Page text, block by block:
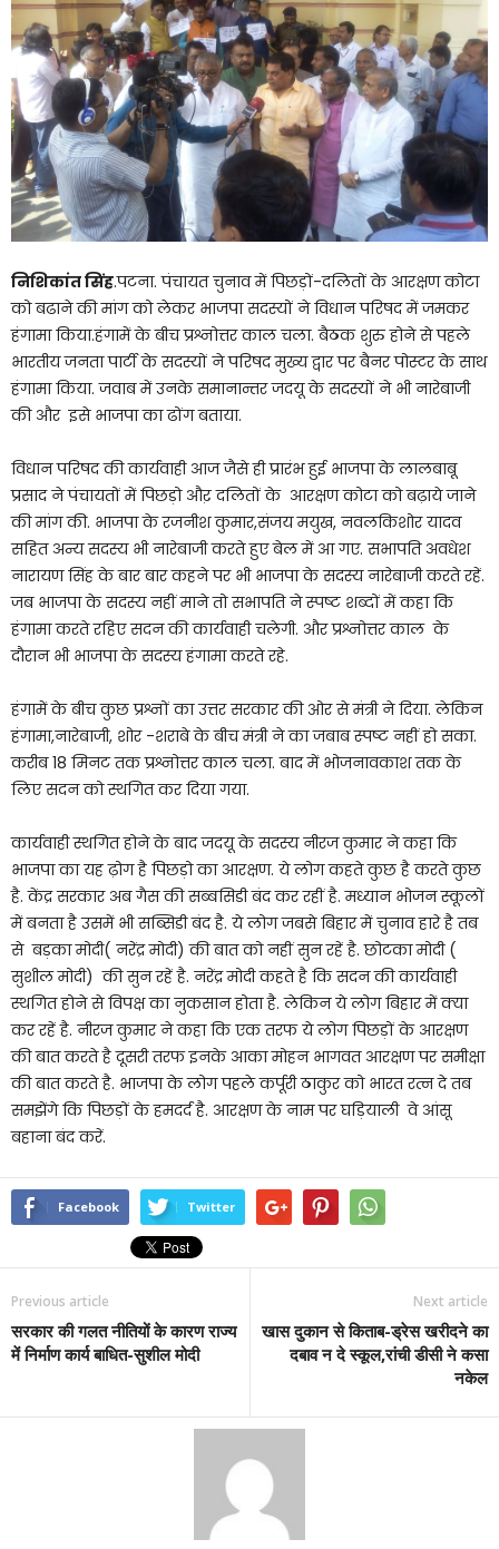
निशिकांत सिंह.पटना. पंचायत चुनाव में पिछड़ों-दलितों के आरक्षण कोटा
को बढाने की मांग को लेकर भाजपा सदस्यों ने विधान परिषद में जमकर
हंगामा किया.हंगामें के बीच प्रश्नोत्तर काल चला. बैठक शुरु होने से पहले
भारतीय जनता पार्टी के सदस्यों ने परिषद मुख्य द्वार पर बैनर पोस्टर के साथ
हंगामा किया. जवाब में उनके समानान्तर जदयू के सदस्यों ने भी नारेबाजी
की और इसे भाजपा का ढोंग बताया.
विधान परिषद की कार्यवाही आज जैसे ही प्रारंभ हुई भाजपा के लालबाबू
प्रसाद ने पंचायतों में पिछड़ो औऱ दलितों के आरक्षण कोटा को बढ़ाये जाने
की मांग की. भाजपा के रजनीश कुमार,संजय मयुख, नवलकिशोर यादव
सहित अन्य सदस्य भी नारेबाजी करते हुए बेल में आ गए. सभापति अवधेश
नारायण सिंह के बार बार कहने पर भी भाजपा के सदस्य नारेबाजी करते रहें.
जब भाजपा के सदस्य नहीं माने तो सभापति ने स्पष्ट शब्दों में कहा कि
हंगामा करते रहिए सदन की कार्यवाही चलेगी. और प्रश्नोत्तर काल के
दौरान भी भाजपा के सदस्य हंगामा करते रहे.
हंगामें के बीच कुछ प्रश्नों का उत्तर सरकार की ओर से मंत्री ने दिया. लेकिन
हंगामा,नारेबाजी, शोर -शराबे के बीच मंत्री ने का जबाब स्पष्ट नहीं हो सका.
करीब 18 मिनट तक प्रश्नोत्तर काल चला. बाद में भोजनावकाश तक के
लिए सदन को स्थगित कर दिया गया.
कार्यवाही स्थगित होने के बाद जदयू के सदस्य नीरज कुमार ने कहा कि
भाजपा का यह ढ़ोग है पिछड़ो का आरक्षण. ये लोग कहते कुछ है करते कुछ
है. केंद्र सरकार अब गैस की सब्बसिडी बंद कर रहीं है. मध्यान भोजन स्कूलों
में बनता है उसमें भी सब्सिडी बंद है. ये लोग जबसे बिहार में चुनाव हारे है तब
से बड़का मोदी( नरेंद्र मोदी) की बात को नहीं सुन रहें है. छोटका मोदी (
सुशील मोदी) की सुन रहें है. नरेंद्र मोदी कहते है कि सदन की कार्यवाही
स्थगित होने से विपक्ष का नुकसान होता है. लेकिन ये लोग बिहार में क्या
कर रहें है. नीरज कुमार ने कहा कि एक तरफ ये लोग पिछड़ों के आरक्षण
की बात करते है दूसरी तरफ इनके आका मोहन भागवत आरक्षण पर समीक्षा
की बात करते है. भाजपा के लोग पहले कर्पूरी ठाकुर को भारत रत्न दे तब
समझेंगे कि पिछड़ों के हमदर्द है. आरक्षण के नाम पर घड़ियाली वे आंसू
बहाना बंद करें.
Facebook Twitter
Previous article
सरकार की गलत नीतियों के कारण राज्य
में निर्माण कार्य बाधित-सुशील मोदी
Next article
खास दुकान से किताब-ड्रेस खरीदने का
दबाव न दे स्कूल,रांची डीसी ने कसा
नकेल